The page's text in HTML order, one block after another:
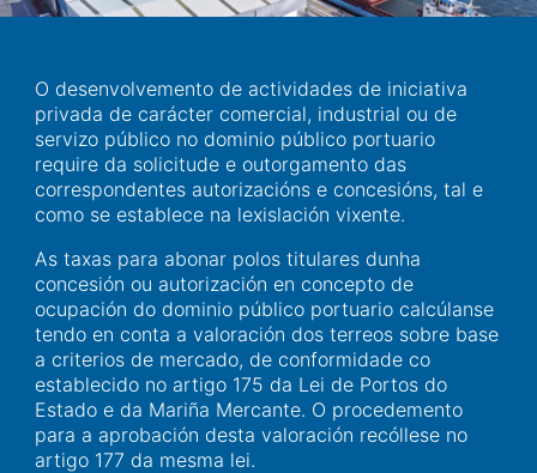
O desenvolvemento de actividades de iniciativa
privada de carácter comercial, industrial ou de
servizo público no dominio público portuario
require da solicitude e outorgamento das
correspondentes autorizacións e concesións, tal e
como se establece na lexislación vixente.
As taxas para abonar polos titulares dunha
concesión ou autorización en concepto de
ocupación do dominio público portuario calcúlanse
tendo en conta a valoración dos terreos sobre base
a criterios de mercado, de conformidade co
establecido no artigo 175 da Lei de Portos do
Estado e da Mariña Mercante. O procedemento
para a aprobación desta valoración recóllese no
artigo 177 da mesma lei.